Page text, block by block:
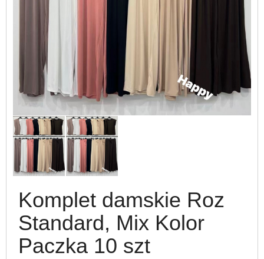
Komplet damskie Roz
Standard, Mix Kolor
Paczka 10 szt